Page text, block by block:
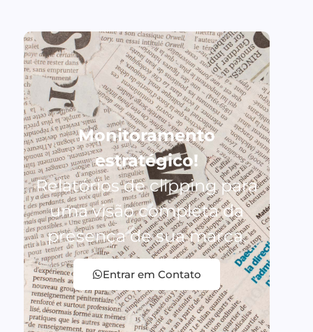
Monitoramento
estratégico!
Relatórios de clipping para
uma visão completa da
presença de sua marca.
Entrar em Contato